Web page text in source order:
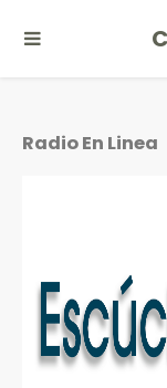
Radio En Linea